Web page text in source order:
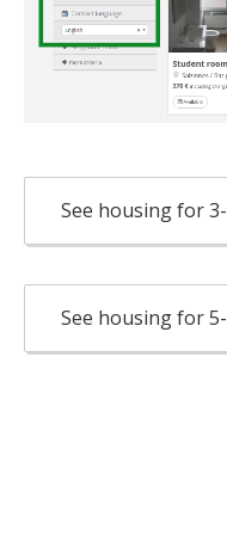
See housing for
See housing for